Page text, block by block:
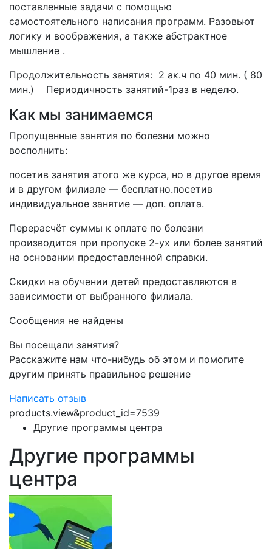
поставленные задачи с помощью
самостоятельного написания программ. Разовьют
логику и воображения, а также абстрактное
мышление .
Продолжительность занятия: 2 ак.ч по 40 мин. ( 80
мин.) Периодичность занятий-1раз в неделю.
Как мы занимаемся
Пропущенные занятия по болезни можно
восполнить:
посетив занятия этого же курса, но в другое время
и в другом филиале — бесплатно.посетив
индивидуальное занятие — доп. оплата.
Перерасчёт суммы к оплате по болезни
производится при пропуске 2-ух или более занятий
на основании предоставленной справки.
Скидки на обучении детей предоставляются в
зависимости от выбранного филиала.
Сообщения не найдены
Вы посещали занятия?
Расскажите нам что-нибудь об этом и помогите
другим принять правильное решение
Написать отзыв
products.view&product_id=7539
Другие программы центра
Другие программы
центра